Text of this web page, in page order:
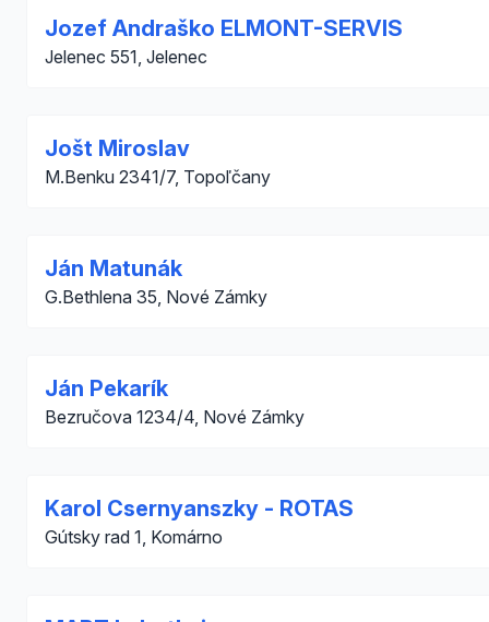
Jozef Andraško ELMONT-SERVIS
Jelenec 551, Jelenec
Jošt Miroslav
M.Benku 2341/7, Topoľčany
Ján Matunák
G.Bethlena 35, Nové Zámky
Ján Pekarík
Bezručova 1234/4, Nové Zámky
Karol Csernyanszky - ROTAS
Gútsky rad 1, Komárno